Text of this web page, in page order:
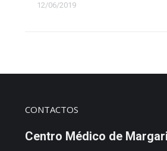
12/06/2019
CONTACTOS
Centro Médico de